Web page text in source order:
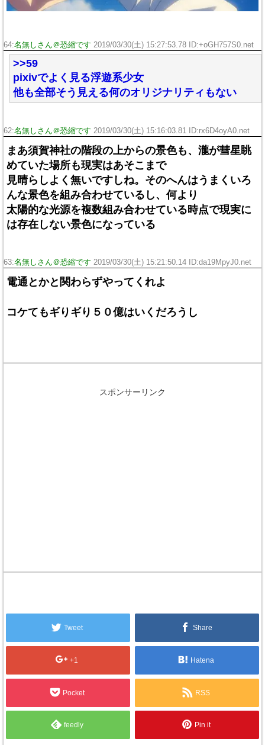
64:名無しさん＠恐縮です 2019/03/30(土) 15:27:53.78 ID:+oGH757S0.net
>>59
pixivでよく見る浮遊系少女
他も全部そう見える何のオリジナリティもない
62:名無しさん＠恐縮です 2019/03/30(土) 15:16:03.81 ID:rx6D4oyA0.net
まあ須賀神社の階段の上からの景色も、瀧が彗星眺
めていた場所も現実はあそこまで
見晴らしよく無いですしね。そのへんはうまくいろ
んな景色を組み合わせているし、何より
太陽的な光源を複数組み合わせている時点で現実に
は存在しない景色になっている
63:名無しさん＠恐縮です 2019/03/30(土) 15:21:50.14 ID:da19MpyJ0.net
電通とかと関わらずやってくれよ
コケてもギりギり５０億はいくだろうし
スポンサーリンク
Tweet Share
+1 Hatena
Pocket RSS
feedly Pin it